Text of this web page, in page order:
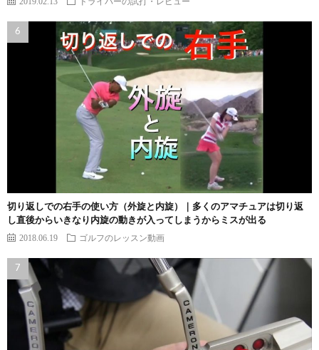
切り返しでの右手の使い方（外旋と内旋）｜多くのアマチュアは切り返
し直後からいきなり内旋の動きが入ってしまうからミスが出る
2018.06.19 ゴルフのレッスン動画